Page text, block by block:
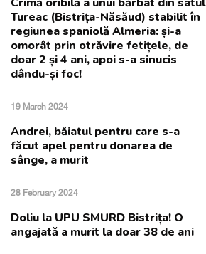
Tureac (Bistrița-Năsăud) stabilit în
regiunea spaniolă Almeria: și-a
omorât prin otrăvire fetițele, de
doar 2 și 4 ani, apoi s-a sinucis
dându-și foc!
19 March 2024
Andrei, băiatul pentru care s-a
făcut apel pentru donarea de
sânge, a murit
28 February 2024
Doliu la UPU SMURD Bistrița! O
angajată a murit la doar 38 de ani